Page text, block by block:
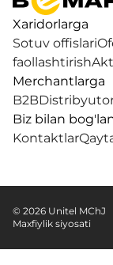
Xaridorlarga
Sotuv offislari
faollashtirish
Merchantlarga
B2B
Biz bilan
Kontaktlar
© 2026 Unitel MChJ
Maxfiylik siyosati